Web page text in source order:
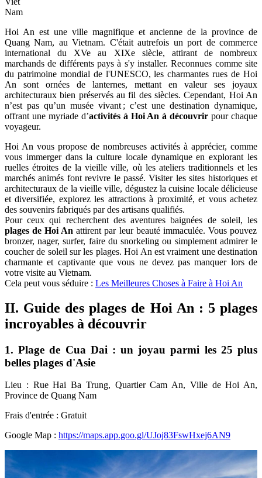
Nam
Hoi An est une ville magnifique et ancienne de la province de
Quang Nam, au Vietnam. C'était autrefois un port de commerce
international du XVe au XIXe siècle, attirant de nombreux
marchands de différents pays à s'y installer. Reconnues comme site
du patrimoine mondial de l'UNESCO, les charmantes rues de Hoi
An sont ornées de lanternes, mettant en valeur ses joyaux
architecturaux bien préservés au fil des siècles. Cependant, Hoi An
n’est pas qu’un musée vivant ; c’est une destination dynamique,
offrant une myriade d’activités à Hoi An à découvrir pour chaque
voyageur.
Hoi An vous propose de nombreuses activités à apprécier, comme
vous immerger dans la culture locale dynamique en explorant les
ruelles étroites de la vieille ville, où les ateliers traditionnels et les
marchés animés font revivre le passé. Visiter les sites historiques et
architecturaux de la vieille ville, dégustez la cuisine locale délicieuse
et diversifiée, explorez les attractions à proximité, et vous achetez
des souvenirs fabriqués par des artisans qualifiés.
Pour ceux qui recherchent des aventures baignées de soleil, les
plages de Hoi An attirent par leur beauté immaculée. Vous pouvez
bronzer, nager, surfer, faire du snorkeling ou simplement admirer le
coucher de soleil sur les plages. Hoi An est vraiment une destination
charmante et captivante que vous ne devez pas manquer lors de
votre visite au Vietnam.
Cela peut vous séduire : Les Meilleures Choses à Faire à Hoi An
II. Guide des plages de Hoi An : 5 plages
incroyables à découvrir
1. Plage de Cua Dai : un joyau parmi les 25 plus
belles plages d'Asie
Lieu : Rue Hai Ba Trung, Quartier Cam An, Ville de Hoi An,
Province de Quang Nam
Frais d'entrée : Gratuit
Google Map : https://maps.app.goo.gl/UJoj83FswHxej6AN9